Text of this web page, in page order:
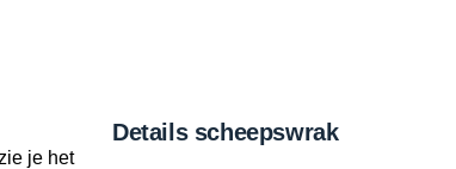
je het
Details scheepswrak